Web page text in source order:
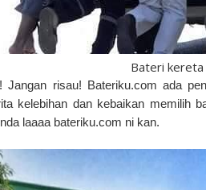
Bateri kereta
Jangan risau! Bateriku.com ada
kelebihan dan kebaikan memilih
laaaa bateriku.com ni kan.